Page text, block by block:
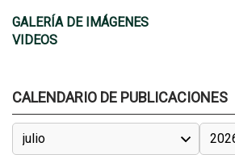
GALERÍA DE IMÁGENES
VIDEOS
CALENDARIO DE PUBLICACIONES